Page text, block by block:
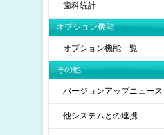
歯科統計
オプション機能
オプション機能一覧
その他
バージョンアップニュース
他システムとの連携